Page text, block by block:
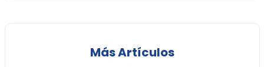
Más Artículos